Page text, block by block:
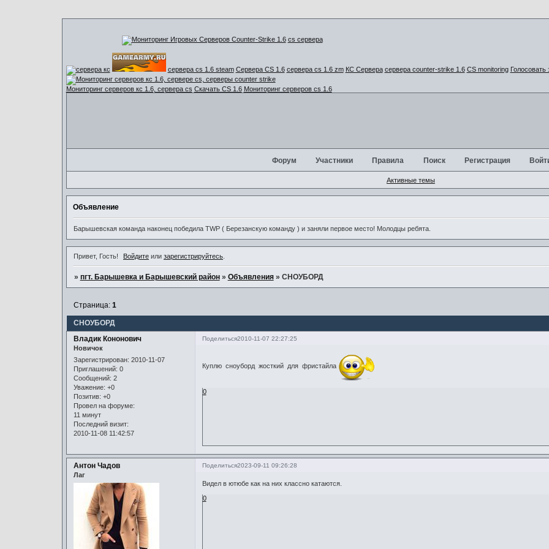
cs сервера
сервера cs 1.6 steam Сервера CS 1.6 сервера cs 1.6 zm КС Сервера сервера counter-strike 1.6 CS monitoring
Мониторинг серверов кс 1.6, сервера cs Скачать CS 1.6 Мониторинг серверов cs 1.6
Форум Участники Правила Поиск Регистрация
Активные темы
Объявление
Барышевская команда наконец победила TWP ( Березанскую команду ) и заняли первое место! Молодцы ребята.
Привет, Гость! Войдите илизарегистрируйтесь
» пгт. Барышевка и Барышевский район » Объявления » СНОУБОРД
СНОУБОРД
Страница: 1
Поделиться2010-11-07 22:27:25
Владик Кононович
Новичок
Зарегистрирован: 2010-11-07
Приглашений: 0
Сообщений: 2
Уважение: +0
Позитив: +0
Провел на форуме:
11 минут
Последний визит:
2010-11-08 11:42:57
Куплю сноуборд жосткий для фристайла
0
Поделиться2023-09-11 09:26:28
Антон Чадов
Лаг
Видел в ютюбе как на них классно катаются.
0